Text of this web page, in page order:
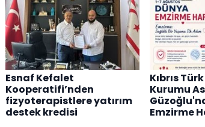
Esnaf Kefalet
Kooperatifi’nden
fizyoterapistlere yatırım
destek kredisi
Kıbrıs
Kurumu
Emzirme